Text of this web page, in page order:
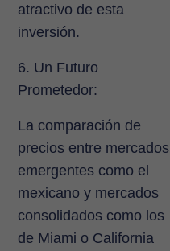
atractivo de esta
inversión.
6. Un Futuro
Prometedor:
La comparación de
precios entre mercados
emergentes como el
mexicano y mercados
consolidados como los
de Miami o California